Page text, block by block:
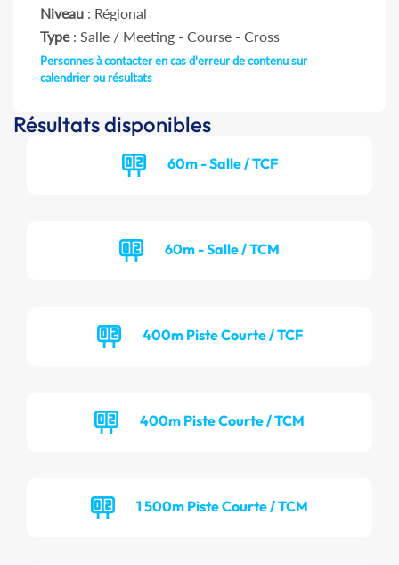
Niveau : Régional
Type: Salle / Meeting - Course - Cross
Personnes à contacter en cas d'erreur de contenu sur
calendrier ou résultats
Résultats disponibles
60m - Salle / TCF
60m - Salle / TCM
400m Piste Courte / TCF
400m Piste Courte / TCM
1 500m Piste Courte / TCM